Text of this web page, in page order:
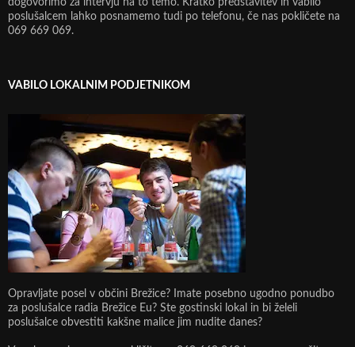
dogovorimo za intervju na to temo. Kratko predstavitev in vabilo
poslušalcem lahko posnamemo tudi po telefonu, če nas pokličete na
069 669 069.
VABILO LOKALNIM PODJETNIKOM
Opravljate posel v občini Brežice? Imate posebno ugodno ponudbo
za poslušalce radia Brežice Eu? Ste gostinski lokal in bi želeli
poslušalce obvestiti kakšne malice jim nudite danes?